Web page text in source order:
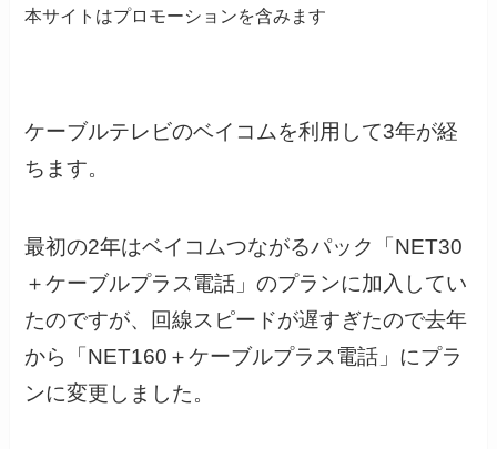
本サイトはプロモーションを含みます
ケーブルテレビのベイコムを利用して3年が経
ちます。
最初の2年はベイコムつながるパック「NET30
＋ケーブルプラス電話」のプランに加入してい
たのですが、回線スピードが遅すぎたので去年
から「NET160＋ケーブルプラス電話」にプラ
ンに変更しました。